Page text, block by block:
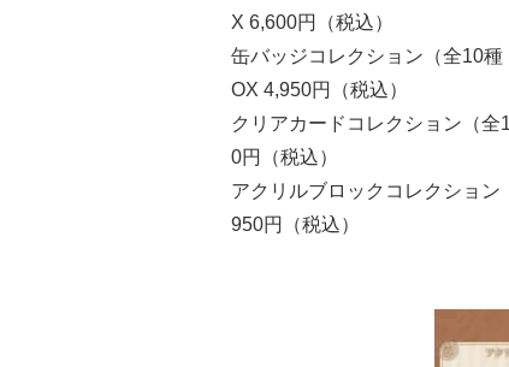
X 6,600円（税込）
缶バッジコレクション（全10
OX 4,950円（税込）
クリアカードコレクション（
0円（税込）
アクリルブロックコレクショ
950円（税込）